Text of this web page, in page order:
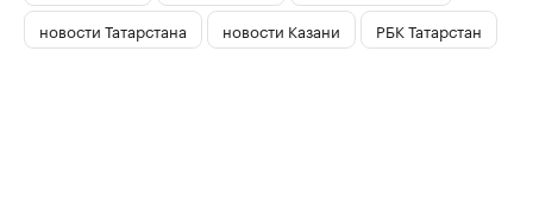
новости Татарстана
новости Казани РБК Татарстан